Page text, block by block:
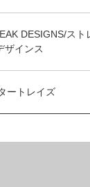
DESIGNS/スト
ザインス
ートレイズ